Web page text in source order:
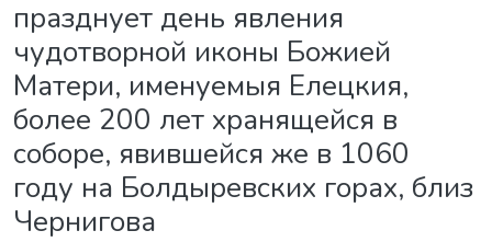
празднует день явления
чудотворной иконы Божией
Матери, именуемыя Елецкия,
более 200 лет хранящейся в
соборе, явившейся же в 1060
году на Болдыревских горах, близ
Чернигова